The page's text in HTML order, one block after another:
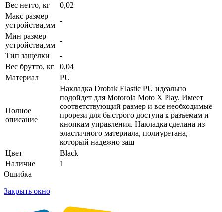
Вес нетто, кг
0,02
Макс размер
устройства,мм
-
Мин размер
устройства,мм
-
Тип защелки
-
Вес брутто, кг
0,04
Материал
PU
Полное
описание
Накладка Drobak Elastic PU идеально
подойдет для Motorola Moto X Play. Имеет
соответствующий размер и все необходимые
прорези для быстрого доступа к разъемам и
кнопкам управления. Накладка сделана из
эластичного материала, полиуретана,
который надежно защ
Цвет
Black
Наличие
1
Ошибка
Закрыть окно